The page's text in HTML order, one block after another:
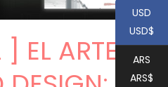
EL ARTE
USD
USD$
ARS
ARS$